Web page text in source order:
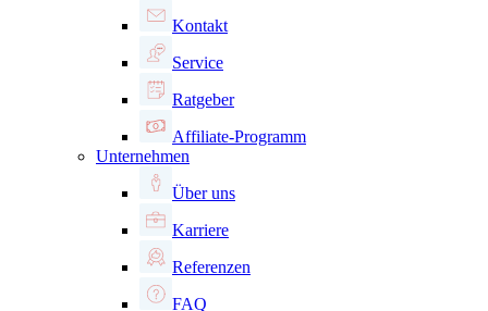
Kontakt
Service
Ratgeber
Affiliate-Programm
Unternehmen
Über uns
Karriere
Referenzen
FAQ